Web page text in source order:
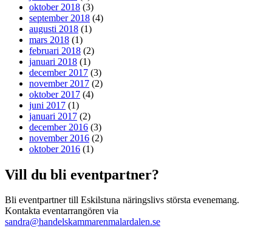
oktober 2018 (3)
september 2018 (4)
augusti 2018 (1)
mars 2018 (1)
februari 2018 (2)
januari 2018 (1)
december 2017 (3)
november 2017 (2)
oktober 2017 (4)
juni 2017 (1)
januari 2017 (2)
december 2016 (3)
november 2016 (2)
oktober 2016 (1)
Vill du bli eventpartner?
Bli eventpartner till Eskilstuna näringslivs största evenemang.
Kontakta eventarrangören via
sandra@handelskammarenmalardalen.se